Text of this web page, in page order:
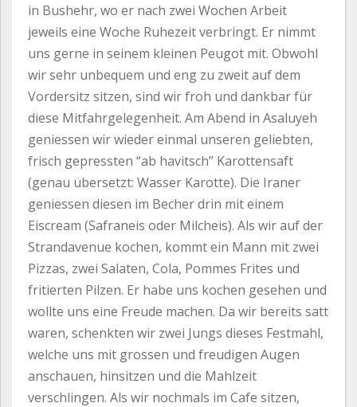
in Bushehr, wo er nach zwei Wochen Arbeit
jeweils eine Woche Ruhezeit verbringt. Er nimmt
uns gerne in seinem kleinen Peugot mit. Obwohl
wir sehr unbequem und eng zu zweit auf dem
Vordersitz sitzen, sind wir froh und dankbar für
diese Mitfahrgelegenheit. Am Abend in Asaluyeh
geniessen wir wieder einmal unseren geliebten,
frisch gepressten “ab havitsch” Karottensaft
(genau übersetzt: Wasser Karotte). Die Iraner
geniessen diesen im Becher drin mit einem
Eiscream (Safraneis oder Milcheis). Als wir auf der
Strandavenue kochen, kommt ein Mann mit zwei
Pizzas, zwei Salaten, Cola, Pommes Frites und
fritierten Pilzen. Er habe uns kochen gesehen und
wollte uns eine Freude machen. Da wir bereits satt
waren, schenkten wir zwei Jungs dieses Festmahl,
welche uns mit grossen und freudigen Augen
anschauen, hinsitzen und die Mahlzeit
verschlingen. Als wir nochmals im Cafe sitzen,